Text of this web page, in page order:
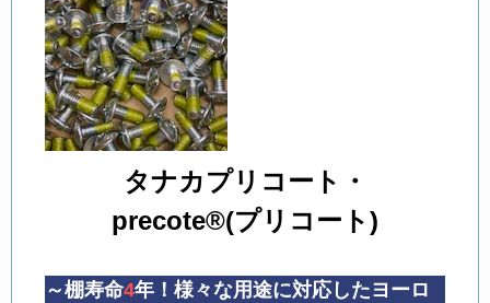
タナカプリコート・
precote®(プリコート)
～棚寿命4年！様々な用途に対応したヨーロ